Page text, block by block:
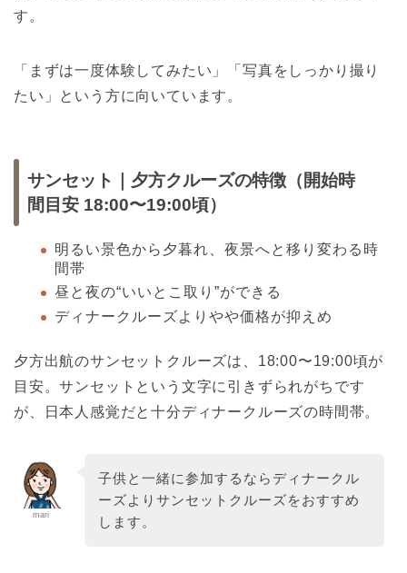
す。
「まずは一度体験してみたい」「写真をしっかり撮り
たい」という方に向いています。
サンセット｜夕方クルーズの特徴（開始時
間目安 18:00〜19:00頃）
明るい景色から夕暮れ、夜景へと移り変わる時
間帯
昼と夜の“いいとこ取り”ができる
ディナークルーズよりやや価格が抑えめ
夕方出航のサンセットクルーズは、18:00〜19:00頃が
目安。サンセットという文字に引きずられがちです
が、日本人感覚だと十分ディナークルーズの時間帯。
mari
子供と一緒に参加するならディナークル
ーズよりサンセットクルーズをおすすめ
します。